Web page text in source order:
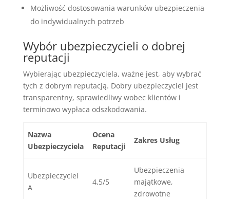
Możliwość dostosowania warunków ubezpieczenia
do indywidualnych potrzeb
Wybór ubezpieczycieli o dobrej
reputacji
Wybierając ubezpieczyciela, ważne jest, aby wybrać
tych z dobrym reputacją. Dobry ubezpieczyciel jest
transparentny, sprawiedliwy wobec klientów i
terminowo wypłaca odszkodowania.
Nazwa
Ubezpieczyciela
Ocena
Reputacji
Zakres Usług
Ubezpieczyciel
A
4,5/5
Ubezpieczenia
majątkowe,
zdrowotne